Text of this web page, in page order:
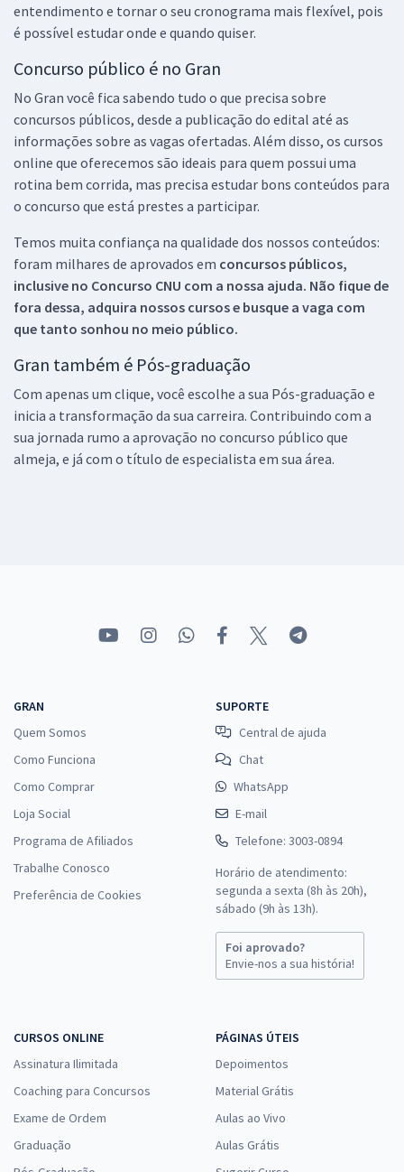
entendimento e tornar o seu cronograma mais flexível, pois
é possível estudar onde e quando quiser.
Concurso público é no Gran
No Gran você fica sabendo tudo o que precisa sobre
concursos públicos, desde a publicação do edital até as
informações sobre as vagas ofertadas. Além disso, os cursos
online que oferecemos são ideais para quem possui uma
rotina bem corrida, mas precisa estudar bons conteúdos para
o concurso que está prestes a participar.
Temos muita confiança na qualidade dos nossos conteúdos:
foram milhares de aprovados em concursos públicos,
inclusive no Concurso CNU com a nossa ajuda. Não fique de
fora dessa, adquira nossos cursos e busque a vaga com
que tanto sonhou no meio público.
Gran também é Pós-graduação
Com apenas um clique, você escolhe a sua Pós-graduação e
inicia a transformação da sua carreira. Contribuindo com a
sua jornada rumo a aprovação no concurso público que
almeja, e já com o título de especialista em sua área.
GRAN
Quem Somos
Como Funciona
Como Comprar
Loja Social
Programa de Afiliados
Trabalhe Conosco
Preferência de Cookies
SUPORTE
Central de ajuda
Chat
WhatsApp
E-mail
Telefone: 3003-0894
Horário de atendimento:
segunda a sexta (8h às 20h),
sábado (9h às 13h).
Foi aprovado?
Envie-nos a sua história!
CURSOS ONLINE
Assinatura Ilimitada
Coaching para Concursos
Exame de Ordem
Graduação
PÁGINAS ÚTEIS
Depoimentos
Material Grátis
Aulas ao Vivo
Aulas Grátis